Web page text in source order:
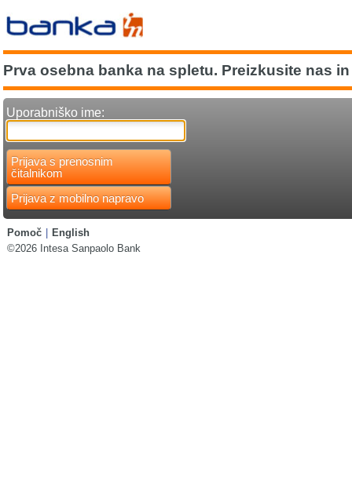
Prva osebna banka na spletu. Preizkusite nas
Uporabniško ime:
Prijava s prenosnim
čitalnikom
Prijava z mobilno napravo
Pomoč
English
©2026 Intesa Sanpaolo Bank